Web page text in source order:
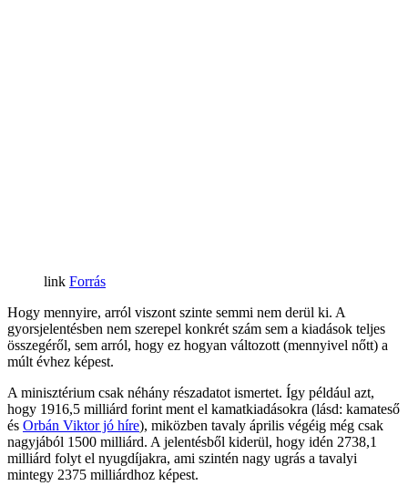
Forrás
Hogy mennyire, arról viszont szinte semmi nem derül ki. A
gyorsjelentésben nem szerepel konkrét szám sem a kiadások teljes
összegéről, sem arról, hogy ez hogyan változott (mennyivel nőtt) a
múlt évhez képest.
A minisztérium csak néhány részadatot ismertet. Így például azt,
hogy 1916,5 milliárd forint ment el kamatkiadásokra (lásd: kamateső
és Orbán Viktor jó híre), miközben tavaly április végéig még csak
nagyjából 1500 milliárd. A jelentésből kiderül, hogy idén 2738,1
milliárd folyt el nyugdíjakra, ami szintén nagy ugrás a tavalyi
mintegy 2375 milliárdhoz képest.